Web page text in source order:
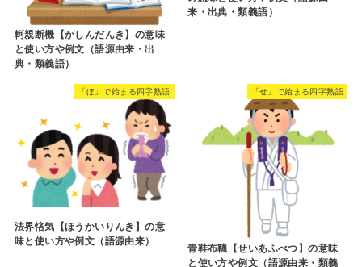
軻親断機【かしんだんき】の意味
と使い方や例文（語源由来・出
典・類義語）
来・出典・類義語）
「ほ」で始まる四字熟語
法界悋気【ほうかいりんき】の意
味と使い方や例文（語源由来）
「せ」で始まる四字熟語
青鞋布韈【せいあふべつ】の意味
と使い方や例文（語源由来・類義